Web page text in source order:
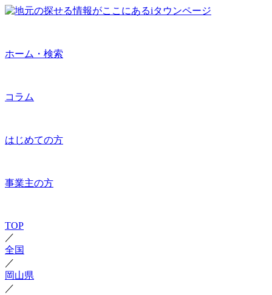
ホーム・検索
コラム
はじめての方
事業主の方
TOP
／
全国
／
岡山県
／